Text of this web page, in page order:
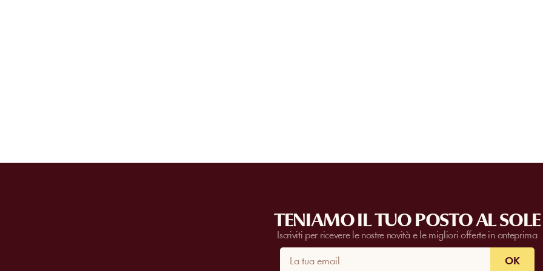
TENIAMO IL TUO POSTO AL SOLE
Iscriviti per ricevere le nostre novità e le migliori offerte in anteprima
OK